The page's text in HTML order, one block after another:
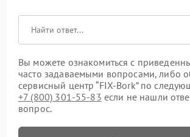
Вы можете ознакомиться с
часто задаваемыми вопросами, либо
сервисный центр “FIX-Bork” по
+7 (800) 301-55-83 если не нашли
вопрос.